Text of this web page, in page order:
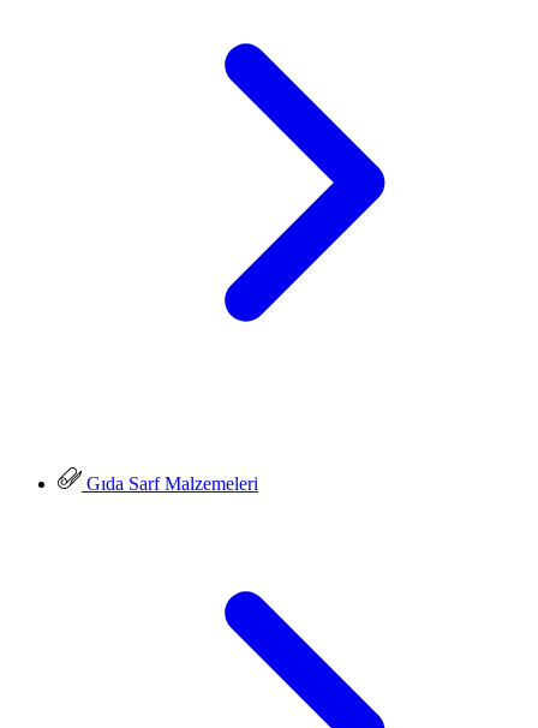
Gıda Sarf Malzemeleri